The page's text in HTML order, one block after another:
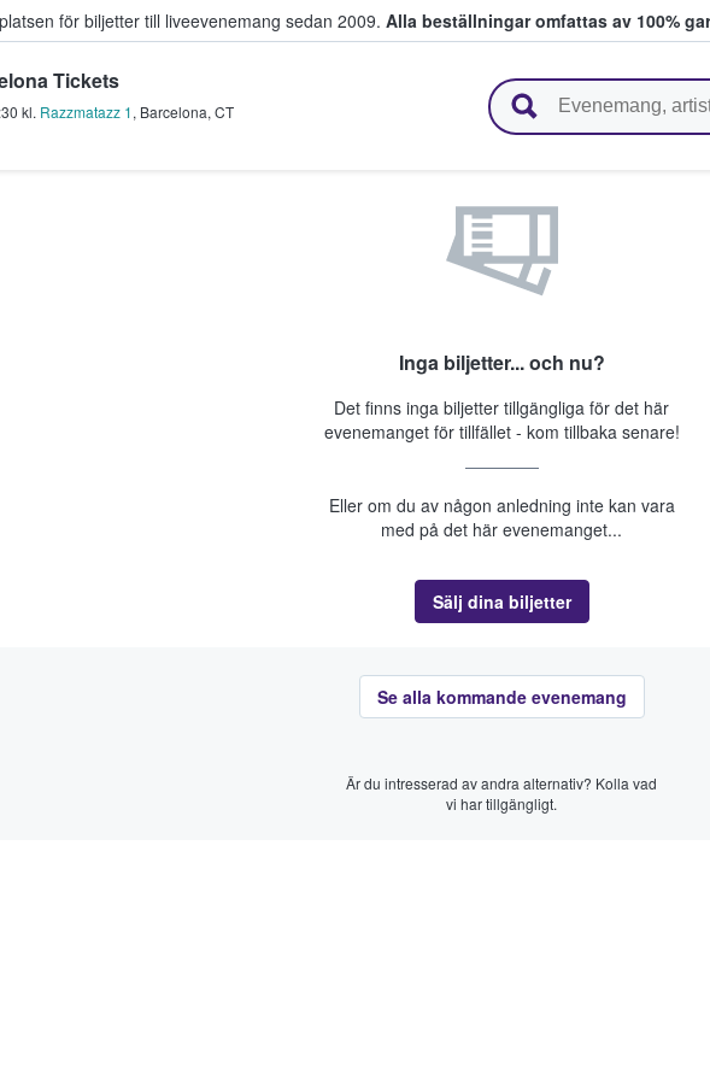
för biljetter till liveevenemang sedan 2009. Alla beställningar omfattas av 100%
fans köper och säljer biljetter.
Tickets
kl. Razzmatazz 1, Barcelona, CT
Inga biljetter... och nu?
Det finns inga biljetter tillgängliga för det här
evenemanget för tillfället - kom tillbaka senare!
Eller om du av någon anledning inte kan vara
med på det här evenemanget...
Sälj dina biljetter
Se alla kommande evenemang
Är du intresserad av andra alternativ? Kolla vad
vi har tillgängligt.